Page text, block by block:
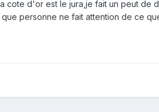
cote d'or est le jura,je fait un peut
personne ne fait attention de ce